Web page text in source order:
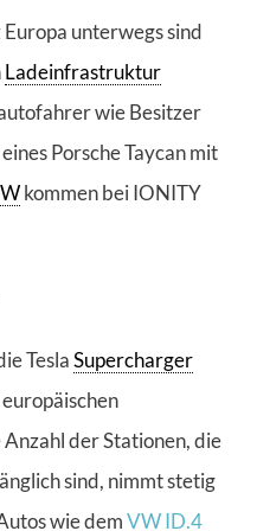
unterwegs sind
Ladeinfrastruktur
wie Besitzer
Porsche Taycan mit
kommen bei IONITY
TeslaSupercharger
der Stationen, die
sind, nimmt stetig
wie demVW ID.4